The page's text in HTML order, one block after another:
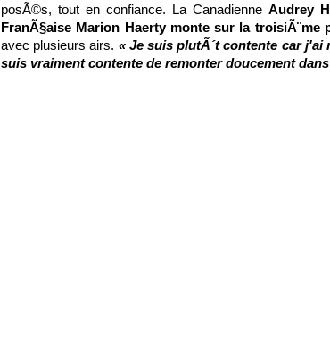
posÃ©s, tout en confiance. La Canadienne Audrey
FranÃ§aise Marion Haerty monte sur la troisiÃ¨me
avec plusieurs airs. « Je suis plutÃ´t contente car
suis vraiment contente de remonter doucement